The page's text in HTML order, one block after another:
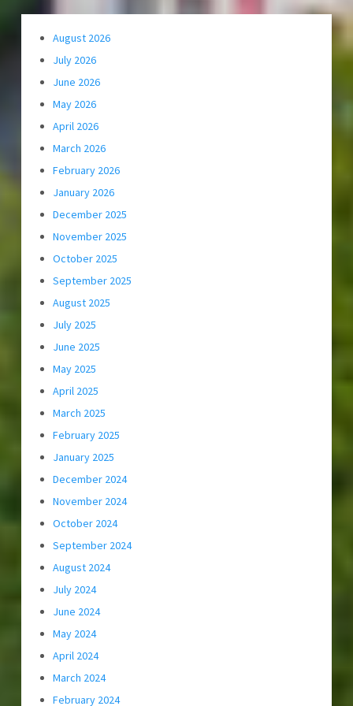
August 2026
July 2026
June 2026
May 2026
April 2026
March 2026
February 2026
January 2026
December 2025
November 2025
October 2025
September 2025
August 2025
July 2025
June 2025
May 2025
April 2025
March 2025
February 2025
January 2025
December 2024
November 2024
October 2024
September 2024
August 2024
July 2024
June 2024
May 2024
April 2024
March 2024
February 2024